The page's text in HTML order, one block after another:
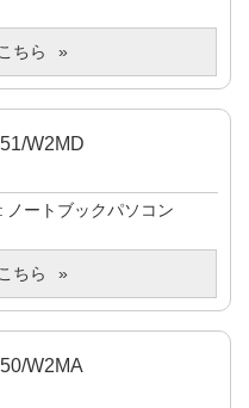
ちら
W2MD
ノートブックパソコン
ちら
W2MA